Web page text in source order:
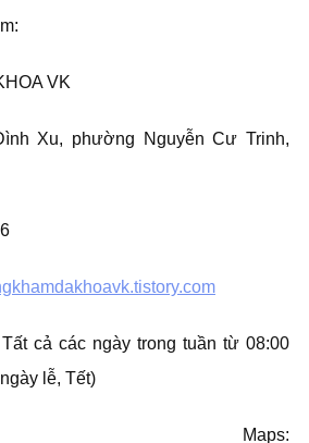
VK
Xu, phường Nguyễn Cư Trinh,
cả các ngày trong tuần từ 08:00
lễ, Tết)
Maps: